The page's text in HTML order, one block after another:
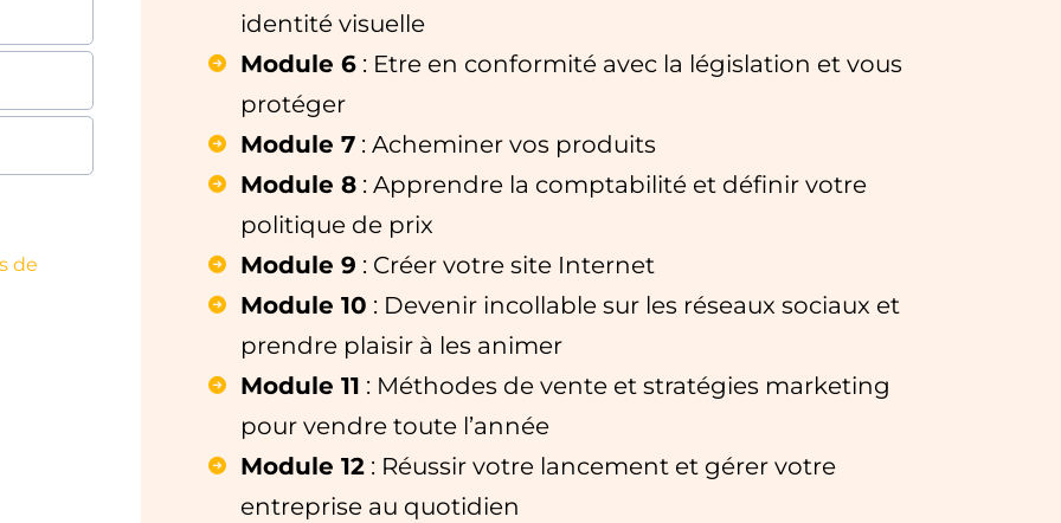
de
identité visuelle
Module 6: Etre en conformité avec la législation et vous
protéger
Module 7: Acheminer vos produits
Module 8: Apprendre la comptabilité et définir votre
politique de prix
Module 9 : Créer votre site Internet
Module 10 : Devenir incollable sur les réseaux sociaux et
prendre plaisir à les animer
Module 11 : Méthodes de vente et stratégies marketing
pour vendre toute l’année
Module 12: Réussir votre lancement et gérer votre
entreprise au quotidien